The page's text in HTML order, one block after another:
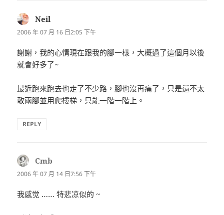
Neil
示:
2006 年 07 月 16 日2:05 下午
謝謝，我的心情現在跟我的腳一樣，大概過了這個月以後
就會好多了~
最近跑來跑去也走了不少路，腳也沒再痛了，只是還不太
敢兩腳並用爬樓梯，只能一階一階上。
REPLY
Cmb
示:
2006 年 07 月 14 日7:56 下午
我感觉 …… 特悲凉似的 ~